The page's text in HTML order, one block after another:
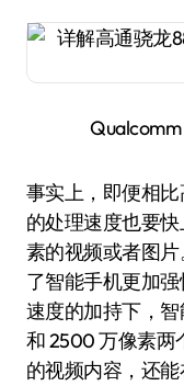
事实上，即便相
的处理速度也要
素的视频或者图
了智能手机更加
速度的加持下，
和 2500 万像素两
的视频内容，还